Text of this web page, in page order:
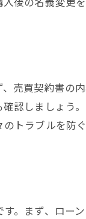
売買契約書の
認しましょう
トラブルを防
。まず、ロー